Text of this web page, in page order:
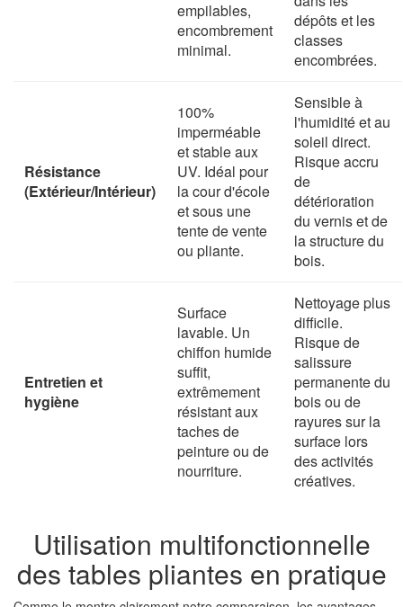
empilables,
encombrement
minimal.
dépôts et les
classes
encombrées.
Résistance
(Extérieur/Intérieur)
100%
imperméable
et stable aux
UV. Idéal pour
la cour d'école
et sous une
tente de vente
ou pliante.
Sensible à
l'humidité et au
soleil direct.
Risque accru
de
détérioration
du vernis et de
la structure du
bois.
Entretien et
hygiène
Surface
lavable. Un
chiffon humide
suffit,
extrêmement
résistant aux
taches de
peinture ou de
nourriture.
Nettoyage plus
difficile.
Risque de
salissure
permanente du
bois ou de
rayures sur la
surface lors
des activités
créatives.
Utilisation multifonctionnelle
des tables pliantes en pratique